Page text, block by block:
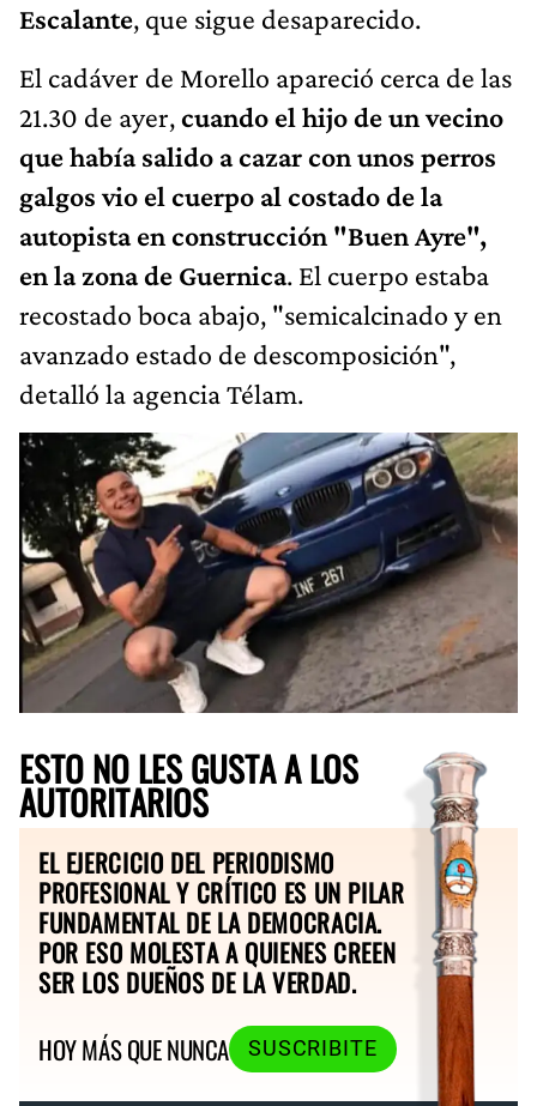
Escalante, que sigue desaparecido.
El cadáver de Morello apareció cerca de las
21.30 de ayer,cuando el hijo de un vecino
que había salido a cazar con unos perros
galgos vio el cuerpo al costado de la
autopista en construcción "Buen Ayre",
en la zona de Guernica. El cuerpo estaba
recostado boca abajo, "semicalcinado y en
avanzado estado de descomposición",
detalló la agencia Télam.
ESTO NO LES GUSTA A LOS
AUTORITARIOS
EL EJERCICIO DEL PERIODISMO
PROFESIONAL Y CRÍTICO ES UN PILAR
FUNDAMENTAL DE LA DEMOCRACIA.
POR ESO MOLESTA A QUIENES CREEN
SER LOS DUEÑOS DE LA VERDAD.
HOY MÁS QUE NUNCA
SUSCRIBITE